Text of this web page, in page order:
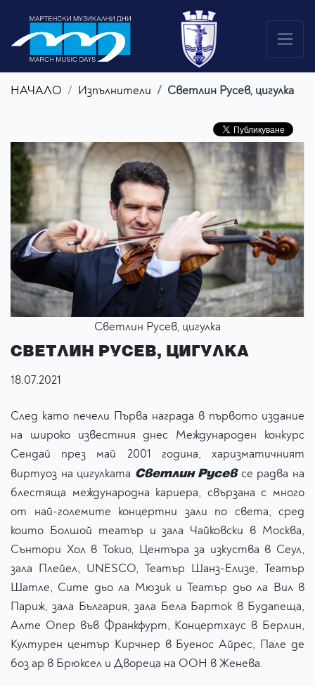
НАЧАЛО Изпълнители Светлин Русев, цигулка
Светлин Русев, цигулка
СВЕТЛИН РУСЕВ, ЦИГУЛКА
18.07.2021
След като печели Първа награда в първото издание
на широко известния днес Международен конкурс
Сендай през май 2001 година, харизматичният
виртуоз на цигулката Светлин Русевсе радва на
блестяща международна кариера, свързана с много
от най-големите концертни зали по света, сред
които Болшой театър и зала Чайковски в Москва,
Сънтори Хол в Токио, Центъра за изкуства в Сеул,
зала Плейел, UNESCO, Театър Шанз-Елизе, Театър
Шатле, Сите дьо ла Мюзик и Театър дьо ла Вил в
Париж, зала България, зала Бела Барток в Будапеща,
Алте Опер във Франкфурт, Концертхаус в Берлин,
Културен център Кирчнер в Буенос Айрес, Пале дe
боз ар в Брюксел и Двореца на ООН в Женева.